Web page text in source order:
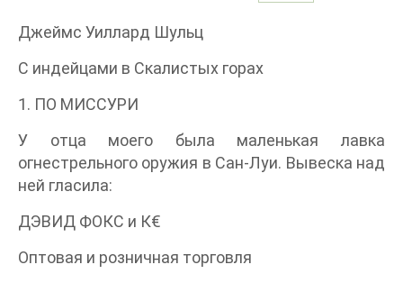
Джеймс Уиллард Шульц
С индейцами в Скалистых горах
1. ПО МИССУРИ
У отца моего была маленькая лавка
огнестрельного оружия в Сан-Луи. Вывеска над
ней гласила:
ДЭВИД ФОКС и К€
Оптовая и розничная торговля